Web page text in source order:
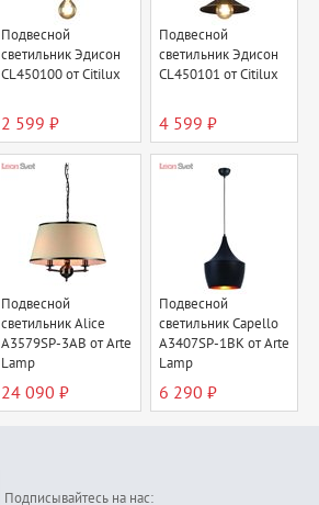
Подвесной
светильник Эдисон
CL450100 от Citilux
2 599 ₽
Подвесной
светильник Эдисон
CL450101 от Citilux
4 599 ₽
Подвесной
светильник Alice
A3579SP-3AB от Arte
Lamp
24 090 ₽
Подвесной
светильник Capello
A3407SP-1BK от Arte
Lamp
6 290 ₽
Подписывайтесь на нас: